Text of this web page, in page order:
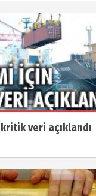
veri açıklandı